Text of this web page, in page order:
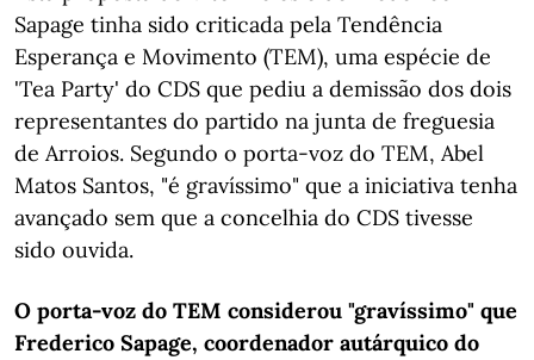
Sapage tinha sido criticada pela Tendência
Esperança e Movimento (TEM), uma espécie de
'Tea Party' do CDS que pediu a demissão dos dois
representantes do partido na junta de freguesia
de Arroios. Segundo o porta-voz do TEM, Abel
Matos Santos, "é gravíssimo" que a iniciativa tenha
avançado sem que a concelhia do CDS tivesse
sido ouvida.
O porta-voz do TEM considerou "gravíssimo" que
Frederico Sapage, coordenador autárquico do